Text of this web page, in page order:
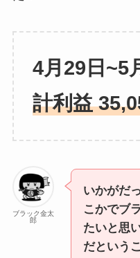
4月29日~5
計利益
ブラック金太
郎
いかがだ
こかでブ
たいと思
だという